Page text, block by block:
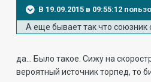
В 19.09.2015 в 09:55:12
А еще бывает так что
да... Было такое. Сижу на
вероятный источник торпед, то